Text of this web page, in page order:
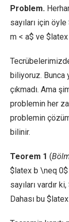
Problem.
sayıları için
m < a$ ve
biliyoruz. Bunca
çıkmadı. Ama
problemin her
problemin
bilinir.
Teorem 1 (
$latex b \neq 0$
sayıları vardır
Dahası bu